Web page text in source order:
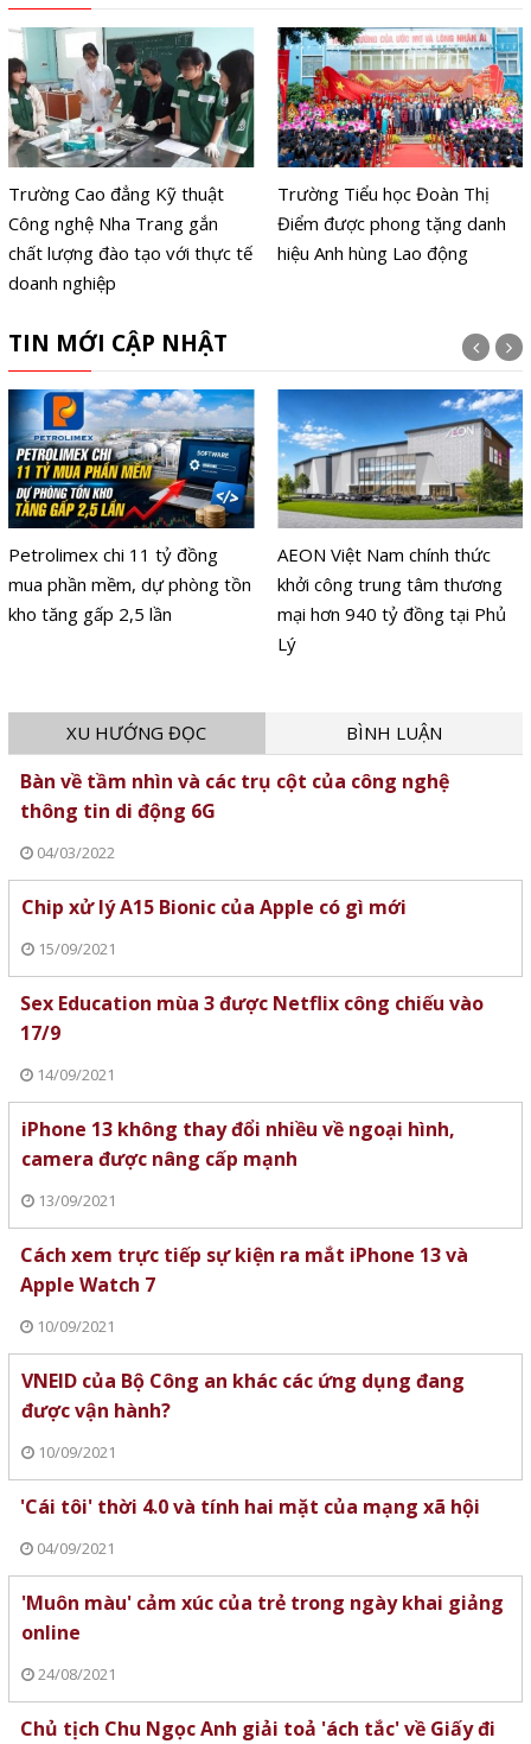
Trường Cao đẳng Kỹ thuật
Công nghệ Nha Trang gắn
chất lượng đào tạo với thực tế
doanh nghiệp
Trường Tiểu học Đoàn Thị
Điểm được phong tặng danh
hiệu Anh hùng Lao động
TIN MỚI CẬP NHẬT
Petrolimex chi 11 tỷ đồng
mua phần mềm, dự phòng tồn
kho tăng gấp 2,5 lần
AEON Việt Nam chính thức
khởi công trung tâm thương
mại hơn 940 tỷ đồng tại Phủ
Lý
XU HƯỚNG ĐỌC BÌNH LUẬN
Bàn về tầm nhìn và các trụ cột của công nghệ
thông tin di động 6G
04/03/2022
Chip xử lý A15 Bionic của Apple có gì mới
15/09/2021
Sex Education mùa 3 được Netflix công chiếu vào
17/9
14/09/2021
iPhone 13 không thay đổi nhiều về ngoại hình,
camera được nâng cấp mạnh
13/09/2021
Cách xem trực tiếp sự kiện ra mắt iPhone 13 và
Apple Watch 7
10/09/2021
VNEID của Bộ Công an khác các ứng dụng đang
được vận hành?
10/09/2021
'Cái tôi' thời 4.0 và tính hai mặt của mạng xã hội
04/09/2021
'Muôn màu' cảm xúc của trẻ trong ngày khai giảng
online
24/08/2021
Chủ tịch Chu Ngọc Anh giải toả 'ách tắc' về Giấy đi